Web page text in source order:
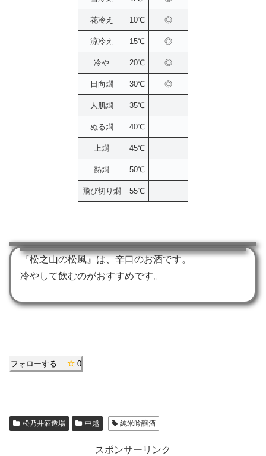
花冷え 10℃ ◎
涼冷え 15℃ ◎
冷や 20℃ ◎
日向燗 30℃ ◎
人肌燗 35℃
ぬる燗 40℃
上燗 45℃
熱燗 50℃
飛び切り燗 55℃
『松之山の松風』は、辛口のお酒です。
冷やして飲むのがおすすめです。
フォローする 0
松乃井酒造場 中越 純米吟醸酒
スポンサーリンク